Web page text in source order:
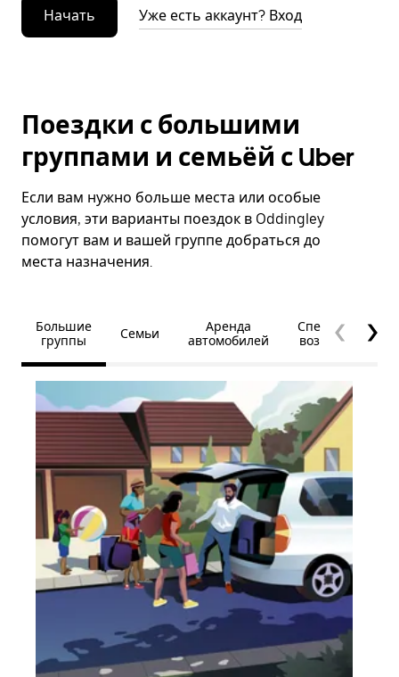
Начать Уже есть аккаунт? Вход
Поездки с большими
группами и семьёй с Uber
Если вам нужно больше места или особые
условия, эти варианты поездок в Oddingley
помогут вам и вашей группе добраться до
места назначения.
Большие
группы
Семьи
Аренда
автомобилей
Специальные
возможности